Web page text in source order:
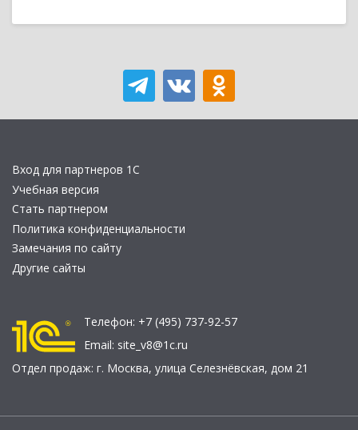
Вход для партнеров 1С
Учебная версия
Стать партнером
Политика конфиденциальности
Замечания по сайту
Другие сайты
Телефон: +7 (495) 737-92-57
Email: site_v8@1c.ru
Отдел продаж: г. Москва, улица Селезнёвская, дом 21